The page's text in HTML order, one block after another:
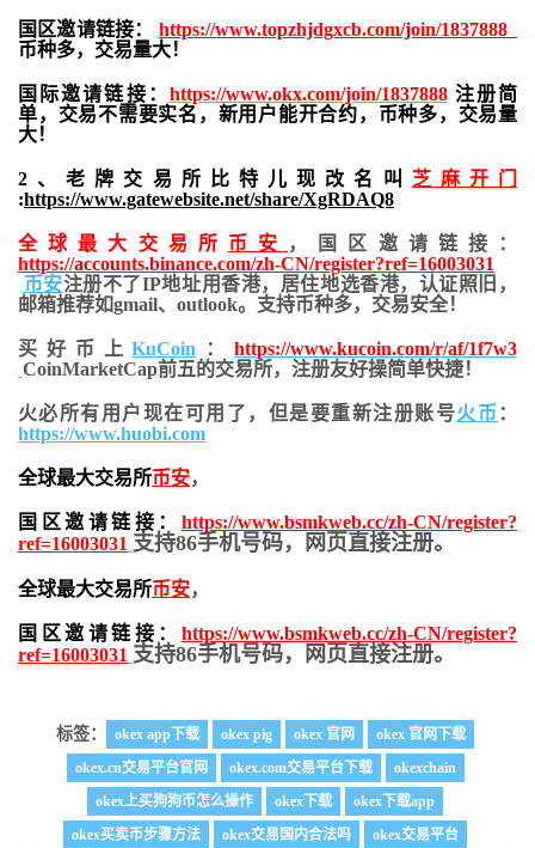
国区邀请链接： https://www.topzhjdgxcb.com/join/1837888
币种多，交易量大！
国际邀请链接： https://www.okx.com/join/1837888注册简
单，交易不需要实名，新用户能开合约， 币种多，交易量
大！
2、老牌交易所比特儿现改名叫 芝麻开门
:https://www.gatewebsite.net/share/XgRDAQ8
全球最大交易所 币安
，国区邀请链接：
https://accounts.binance.com/zh-CN/register?ref=16003031
币安注册不了IP地址用香港，居住地选香港，认证照旧，
邮箱推荐如gmail、outlook。支持币种多，交易安全！
买好币上KuCoin ：https://www.kucoin.com/r/af/1f7w3
CoinMarketCap前五的交易所，注册友好操简单快捷！
火必所有用户现在可用了，但是要重新注册账号火币 ：
https://www.huobi.com
全球最大交易所币安，
国区邀请链接： https://www.bsmkweb.cc/zh-CN/register?
ref=16003031 支持86手机号码，网页直接注册。
全球最大交易所币安，
国区邀请链接： https://www.bsmkweb.cc/zh-CN/register?
ref=16003031 支持86手机号码，网页直接注册。
标签： okex app下载 okex pig okex 官网
okex 官网下载
okex.cn交易平台官网
okex.com交易平台下载
okexchain
okex上买狗狗币怎么操作
okex下载
okex下载app
okex买卖币步骤方法
okex交易国内合法吗
okex交易平台